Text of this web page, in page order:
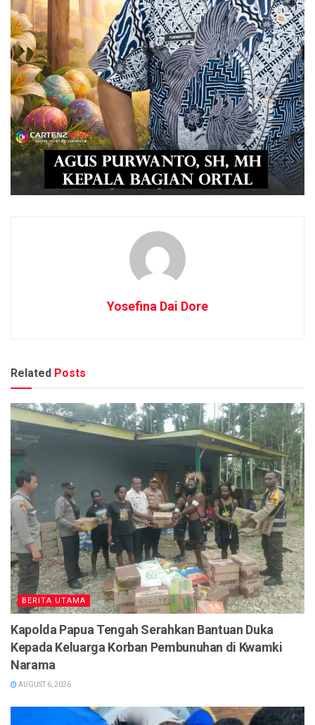
Yosefina Dai Dore
Related Posts
BERITA UTAMA
Kapolda Papua Tengah Serahkan Bantuan Duka
Kepada Keluarga Korban Pembunuhan di Kwamki
Narama
AUGUST 6, 2026